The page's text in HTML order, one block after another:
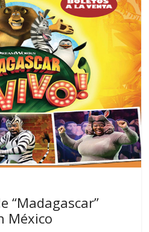
“Madagascar”
México